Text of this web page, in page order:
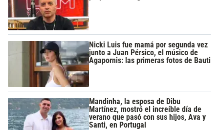
Nicki Luis fue mamá por segunda vez
junto a Juan Pérsico, el músico de
Agapornis: las primeras fotos de Bauti
Mandinha, la esposa de Dibu
Martínez, mostró el increíble día de
verano que pasó con sus hijos, Ava y
Santi, en Portugal